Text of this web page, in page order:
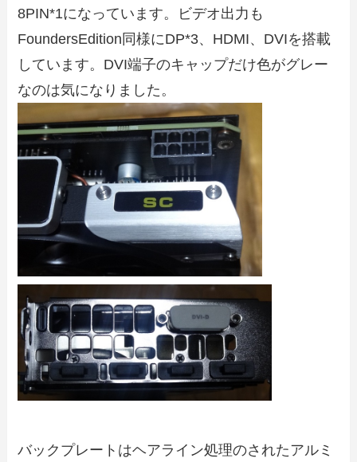
8PIN*1になっています。ビデオ出力も
FoundersEdition同様にDP*3、HDMI、DVIを搭載
しています。DVI端子のキャップだけ色がグレー
なのは気になりました。
バックプレートはヘアライン処理のされたアルミ